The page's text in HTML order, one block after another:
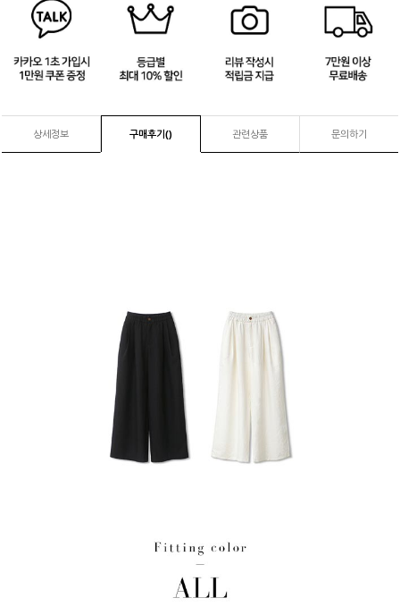
상세정보 구매후기() 관련상품 문의하기